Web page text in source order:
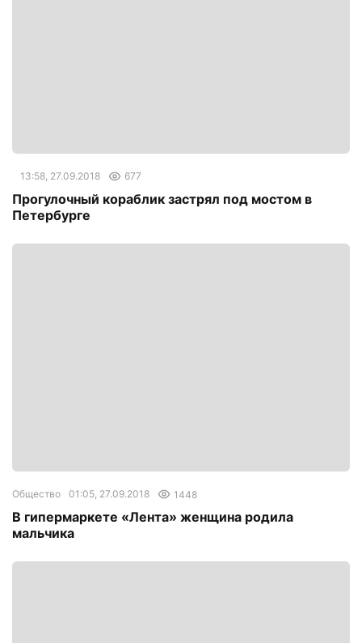
13:58, 27.09.2018 677
Прогулочный кораблик застрял под мостом в
Петербурге
Общество 01:05, 27.09.2018 1448
В гипермаркете «Лента» женщина родила
мальчика